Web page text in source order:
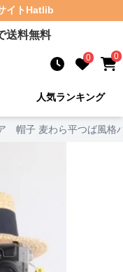
イト Hatlib
送料無料
0 0
人気ランキング
帽子 麦わら平つば風格